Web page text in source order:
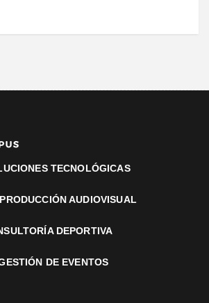
TECNOLÓGICAS
AUDIOVISUAL
DEPORTIVA
DE EVENTOS